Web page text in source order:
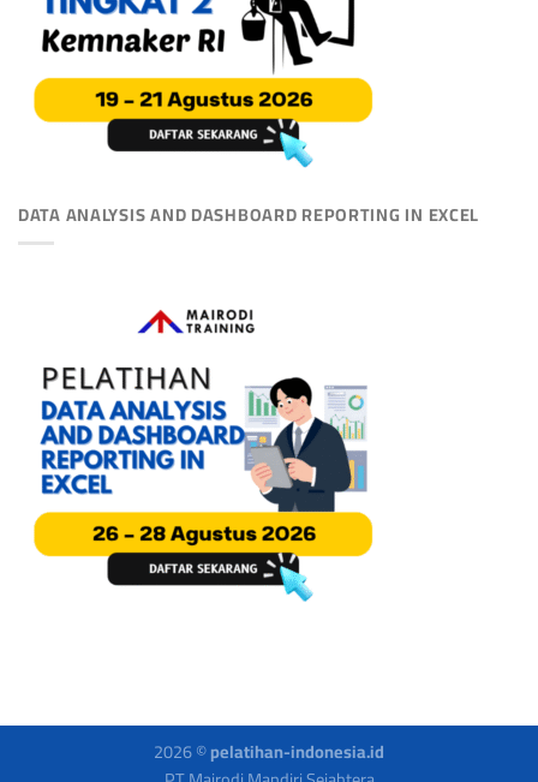
DATA ANALYSIS AND DASHBOARD REPORTING IN EXCEL
2026 ©pelatihan-indonesia.id